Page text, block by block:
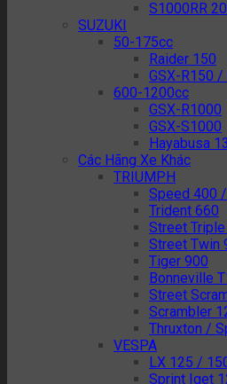
S1000RR
SUZUKI
50-175cc
Raider 150
GSX-R150 /
600-1200cc
GSX-R1000
GSX-S1000
Hayabusa
Các Hãng Xe Khác
TRIUMPH
Speed 400
Trident 660
Street
Street Twin
Tiger 900
Bonneville
Street
Scrambler
Thruxton /
VESPA
LX 125 /
Sprint Iget